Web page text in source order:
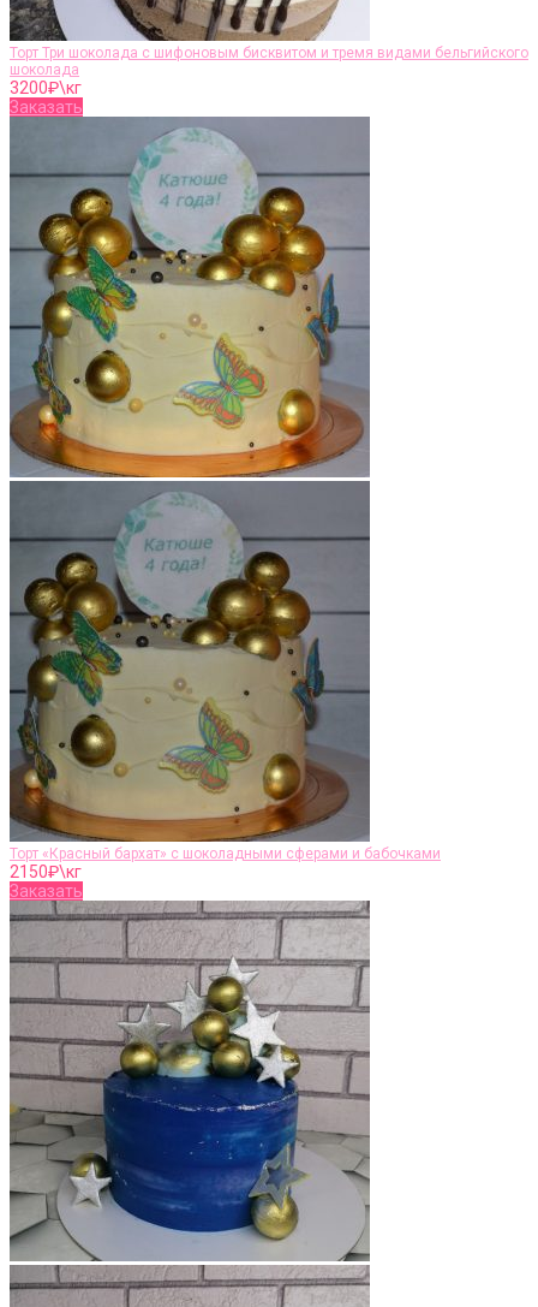
Торт Три шоколада с шифоновым бисквитом и тремя видами бельгийского
шоколада
3200₽\кг
Заказать
Торт «Красный бархат» с шоколадными сферами и бабочками
2150₽\кг
Заказать